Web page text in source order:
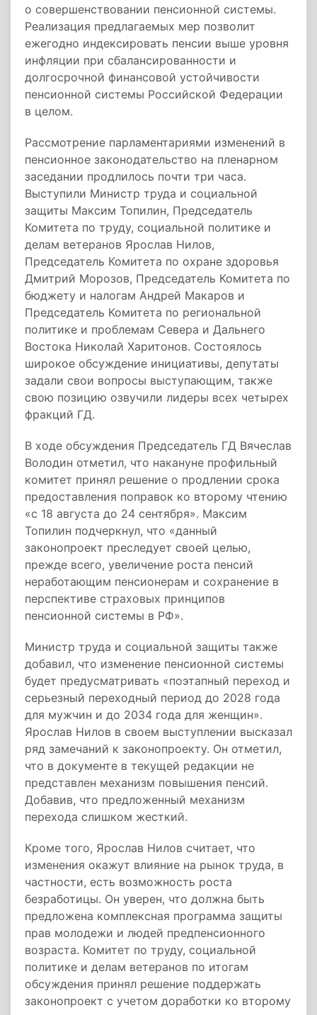
о совершенствовании пенсионной системы.
Реализация предлагаемых мер позволит
ежегодно индексировать пенсии выше уровня
инфляции при сбалансированности и
долгосрочной финансовой устойчивости
пенсионной системы Российской Федерации
в целом.
Рассмотрение парламентариями изменений в
пенсионное законодательство на пленарном
заседании продлилось почти три часа.
Выступили Министр труда и социальной
защиты Максим Топилин, Председатель
Комитета по труду, социальной политике и
делам ветеранов Ярослав Нилов,
Председатель Комитета по охране здоровья
Дмитрий Морозов, Председатель Комитета по
бюджету и налогам Андрей Макаров и
Председатель Комитета по региональной
политике и проблемам Севера и Дальнего
Востока Николай Харитонов. Состоялось
широкое обсуждение инициативы, депутаты
задали свои вопросы выступающим, также
свою позицию озвучили лидеры всех четырех
фракций ГД.
В ходе обсуждения Председатель ГД Вячеслав
Володин отметил, что накануне профильный
комитет принял решение о продлении срока
предоставления поправок ко второму чтению
«с 18 августа до 24 сентября». Максим
Топилин подчеркнул, что «данный
законопроект преследует своей целью,
прежде всего, увеличение роста пенсий
неработающим пенсионерам и сохранение в
перспективе страховых принципов
пенсионной системы в РФ».
Министр труда и социальной защиты также
добавил, что изменение пенсионной системы
будет предусматривать «поэтапный переход и
серьезный переходный период до 2028 года
для мужчин и до 2034 года для женщин».
Ярослав Нилов в своем выступлении высказал
ряд замечаний к законопроекту. Он отметил,
что в документе в текущей редакции не
представлен механизм повышения пенсий.
Добавив, что предложенный механизм
перехода слишком жесткий.
Кроме того, Ярослав Нилов считает, что
изменения окажут влияние на рынок труда, в
частности, есть возможность роста
безработицы. Он уверен, что должна быть
предложена комплексная программа защиты
прав молодежи и людей предпенсионного
возраста. Комитет по труду, социальной
политике и делам ветеранов по итогам
обсуждения принял решение поддержать
законопроект с учетом доработки ко второму